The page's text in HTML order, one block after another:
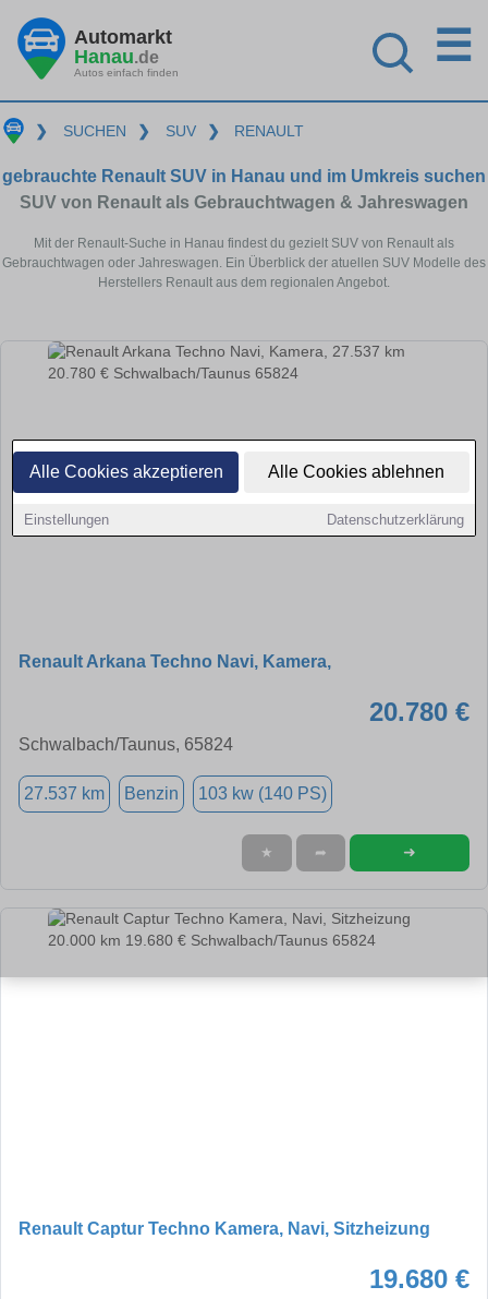
Alle Cookies akzeptieren Alle Cookies ablehnen
Einstellungen Datenschutzerklärung
Automarkt
Hanau.de
Autos einfach finden
☰
❯ SUCHEN ❯ SUV ❯ RENAULT
gebrauchte Renault SUV in Hanau und im Umkreis suchen
SUV von Renault als Gebrauchtwagen & Jahreswagen
Mit der Renault-Suche in Hanau findest du gezielt SUV von Renault als
Gebrauchtwagen oder Jahreswagen. Ein Überblick der atuellen SUV Modelle des
Herstellers Renault aus dem regionalen Angebot.
Renault Arkana Techno Navi, Kamera,
20.780 €
Schwalbach/Taunus, 65824
27.537 km Benzin 103 kw (140 PS)
★ ➦ ➜
Renault Captur Techno Kamera, Navi, Sitzheizung
19.680 €